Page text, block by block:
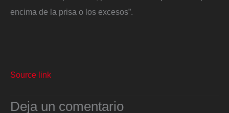
encima de la prisa o los excesos”.
Source link
Deja un comentario